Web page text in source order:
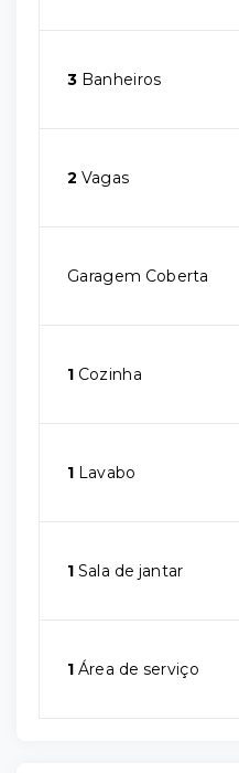
3 Banheiros
2 Vagas
Garagem Coberta
1 Cozinha
1 Lavabo
1 Sala de jantar
1 Área de serviço